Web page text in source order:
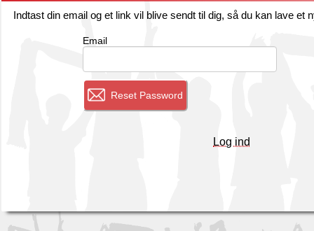
ind
Indtast din email og et link vil blive sendt til dig, så du kan lave et
Email
Reset Password
Log ind